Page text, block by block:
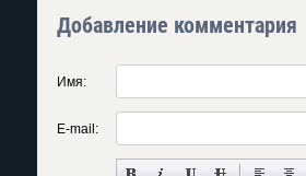
Добавление комментария
Имя:
E-mail: